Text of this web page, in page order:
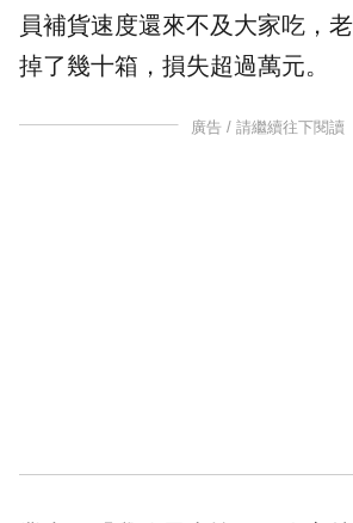
員補貨速度還來不及大家吃，
掉了幾十箱，損失超過萬元。
廣告 / 請繼續往下閱讀